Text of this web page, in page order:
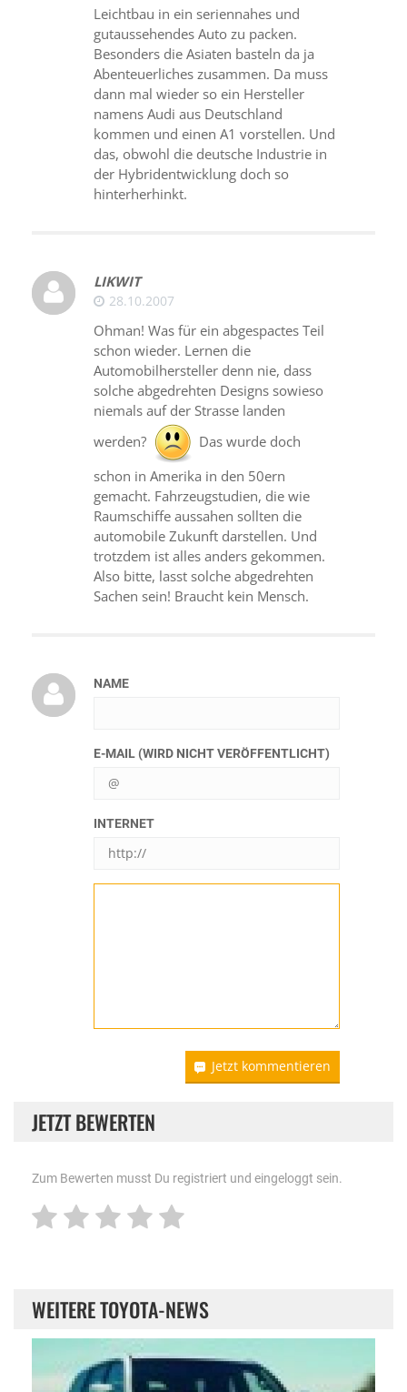
Leichtbau in ein seriennahes und
gutaussehendes Auto zu packen.
Besonders die Asiaten basteln da ja
Abenteuerliches zusammen. Da muss
dann mal wieder so ein Hersteller
namens Audi aus Deutschland
kommen und einen A1 vorstellen. Und
das, obwohl die deutsche Industrie in
der Hybridentwicklung doch so
hinterherhinkt.
LIKWIT
28.10.2007
Ohman! Was für ein abgespactes Teil
schon wieder. Lernen die
Automobilhersteller denn nie, dass
solche abgedrehten Designs sowieso
niemals auf der Strasse landen
werden?
Das wurde doch
schon in Amerika in den 50ern
gemacht. Fahrzeugstudien, die wie
Raumschiffe aussahen sollten die
automobile Zukunft darstellen. Und
trotzdem ist alles anders gekommen.
Also bitte, lasst solche abgedrehten
Sachen sein! Braucht kein Mensch.
NAME
E-MAIL (WIRD NICHT VERÖFFENTLICHT)
INTERNET
Jetzt kommentieren
JETZT BEWERTEN
Zum Bewerten musst Du registriert und eingeloggt sein.
WEITERE TOYOTA-NEWS